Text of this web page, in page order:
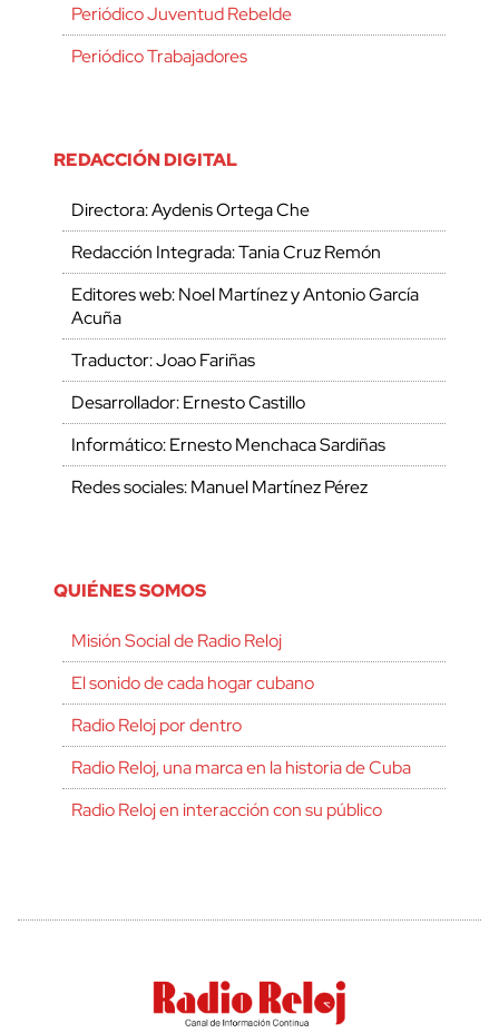
Periódico Juventud Rebelde
Periódico Trabajadores
REDACCIÓN DIGITAL
Directora: Aydenis Ortega Che
Redacción Integrada: Tania Cruz Remón
Editores web: Noel Martínez y Antonio García
Acuña
Traductor: Joao Fariñas
Desarrollador: Ernesto Castillo
Informático: Ernesto Menchaca Sardiñas
Redes sociales: Manuel Martínez Pérez
QUIÉNES SOMOS
Misión Social de Radio Reloj
El sonido de cada hogar cubano
Radio Reloj por dentro
Radio Reloj, una marca en la historia de Cuba
Radio Reloj en interacción con su público